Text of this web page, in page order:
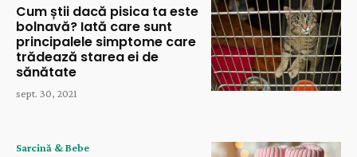
Cum știi dacă pisica ta este
bolnavă? Iată care sunt
principalele simptome care
trădează starea ei de
sănătate
sept. 30, 2021
Sarcină & Bebe